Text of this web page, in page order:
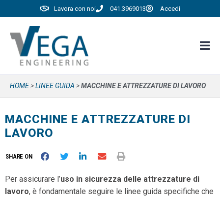
Lavora con noi 041.3969013 Accedi
HOME>LINEE GUIDA >MACCHINE E ATTREZZATURE DI LAVORO
MACCHINE E ATTREZZATURE DI
LAVORO
SHARE ON
Per assicurare l’uso in sicurezza delle attrezzature di
lavoro, è fondamentale seguire le linee guida specifiche che